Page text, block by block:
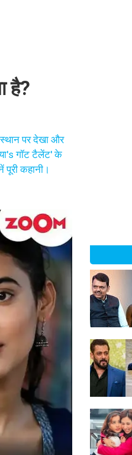
है?
पर देखा और
गॉट टैलेंट' के
कहानी।